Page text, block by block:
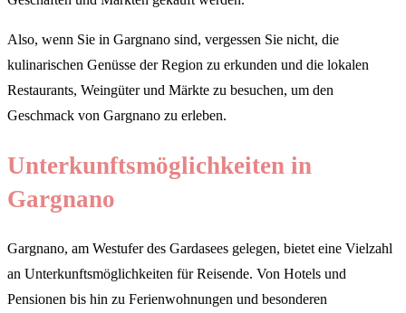
Also, wenn Sie in Gargnano sind, vergessen Sie nicht, die
kulinarischen Genüsse der Region zu erkunden und die lokalen
Restaurants, Weingüter und Märkte zu besuchen, um den
Geschmack von Gargnano zu erleben.
Unterkunftsmöglichkeiten in
Gargnano
Gargnano, am Westufer des Gardasees gelegen, bietet eine Vielzahl
an Unterkunftsmöglichkeiten für Reisende. Von Hotels und
Pensionen bis hin zu Ferienwohnungen und besonderen